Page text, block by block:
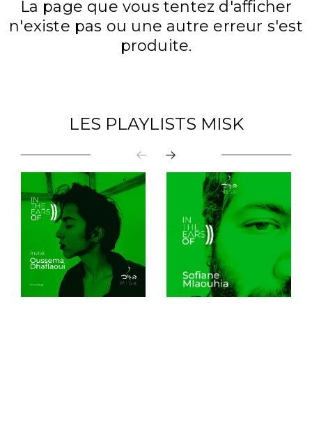
La page que vous tentez d'afficher
n'existe pas ou une autre erreur s'est
produite.
LES PLAYLISTS MISK